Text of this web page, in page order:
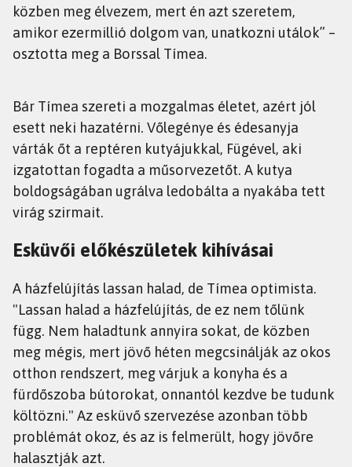
közben meg élvezem, mert én azt szeretem,
amikor ezermillió dolgom van, unatkozni utálok” –
osztotta meg a Borssal Tímea.
Bár Tímea szereti a mozgalmas életet, azért jól
esett neki hazatérni. Vőlegénye és édesanyja
várták őt a reptéren kutyájukkal, Fügével, aki
izgatottan fogadta a műsorvezetőt. A kutya
boldogságában ugrálva ledobálta a nyakába tett
virág szirmait.
Esküvői előkészületek kihívásai
A házfelújítás lassan halad, de Tímea optimista.
"Lassan halad a házfelújítás, de ez nem tőlünk
függ. Nem haladtunk annyira sokat, de közben
meg mégis, mert jövő héten megcsinálják az okos
otthon rendszert, meg várjuk a konyha és a
fürdőszoba bútorokat, onnantól kezdve be tudunk
költözni." Az esküvő szervezése azonban több
problémát okoz, és az is felmerült, hogy jövőre
halasztják azt.